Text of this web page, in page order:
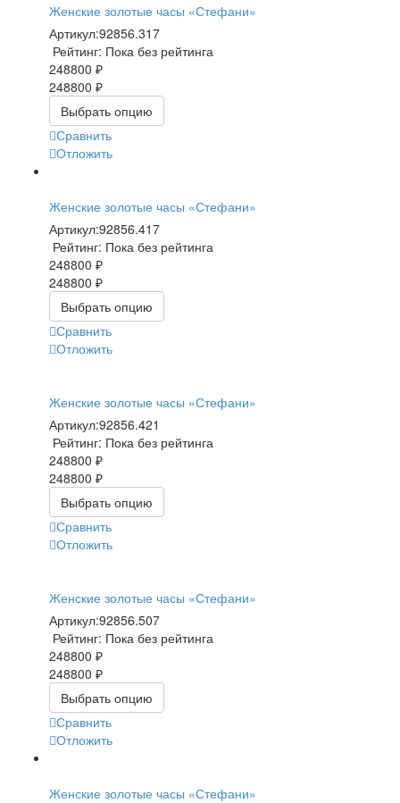
Женские золотые часы «Стефани»
Артикул:92856.317
Рейтинг: Пока без рейтинга
248800 ₽
248800 ₽
Выбрать опцию
Сравнить
Отложить
Женские золотые часы «Стефани»
Артикул:92856.417
Рейтинг: Пока без рейтинга
248800 ₽
248800 ₽
Выбрать опцию
Сравнить
Отложить
Женские золотые часы «Стефани»
Артикул:92856.421
Рейтинг: Пока без рейтинга
248800 ₽
248800 ₽
Выбрать опцию
Сравнить
Отложить
Женские золотые часы «Стефани»
Артикул:92856.507
Рейтинг: Пока без рейтинга
248800 ₽
248800 ₽
Выбрать опцию
Сравнить
Отложить
Женские золотые часы «Стефани»